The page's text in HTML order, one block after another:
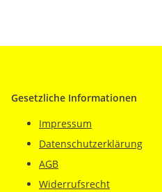
Gesetzliche Informationen
Impressum
Datenschutzerklärung
AGB
Widerrufsrecht